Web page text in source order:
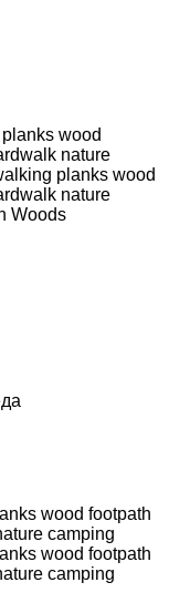
wood footpath
camping
wood footpath
camping